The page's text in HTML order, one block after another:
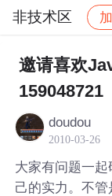
非技术区
社区 非技术区
邀请喜欢
159048721
doudou
2010-03-26
大家有问题一
己的实力。不管